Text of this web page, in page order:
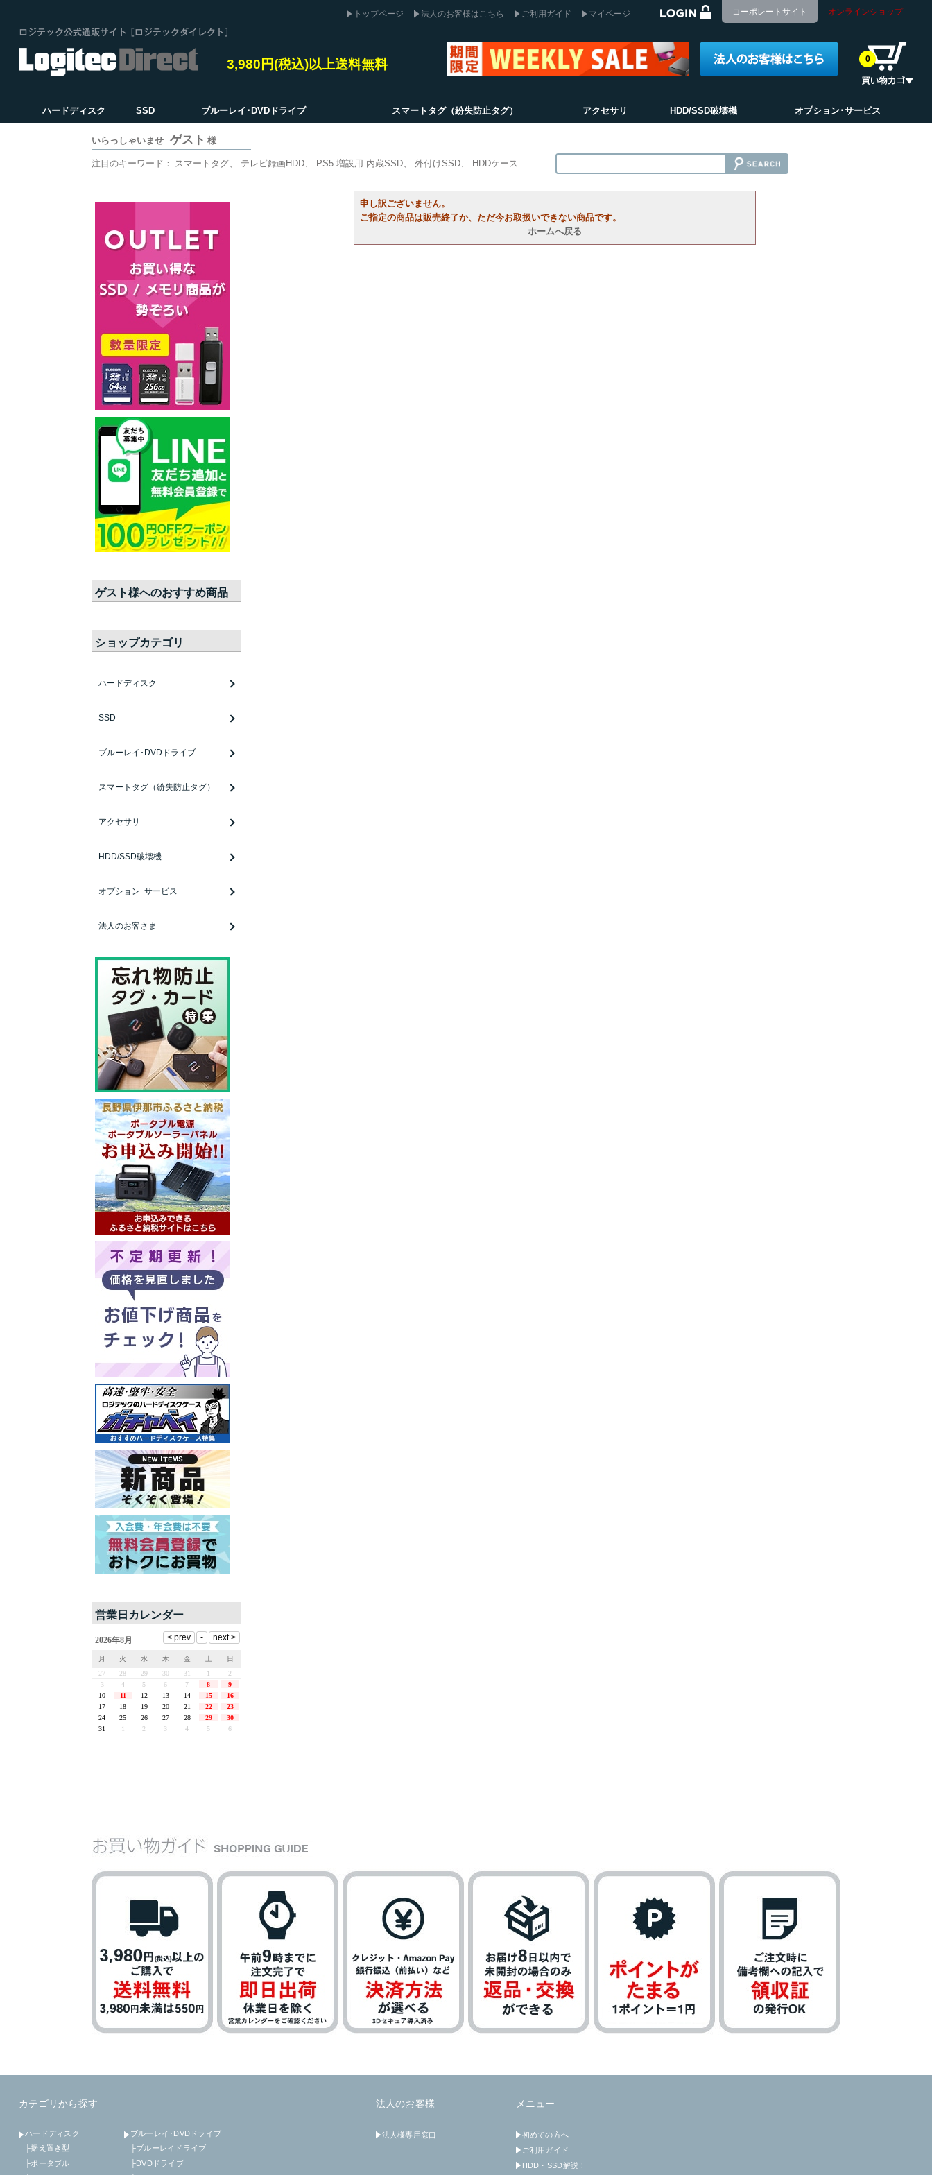
トップページ 法人のお客様はこちら ご利用ガイド マイページ コーポレートサイト オンラインショップ
3,980円(税込)以上送料無料 0
ハードディスク SSD ブルーレイ･DVDドライブ スマートタグ（紛失防止タグ） アクセサリ HDD/SSD破壊機 オプション･サービス
いらっしゃいませ ゲスト 様
注目のキーワード： スマートタグ テレビ録画HDD PS5 増設用 内蔵SSD 外付けSSD HDDケース
申し訳ございません。
ご指定の商品は販売終了か、ただ今お取扱いできない商品です。
ホームへ戻る
ゲスト様へのおすすめ商品
ショップカテゴリ
ハードディスク
SSD
ブルーレイ･DVDドライブ
スマートタグ（紛失防止タグ）
アクセサリ
HDD/SSD破壊機
オプション･サービス
法人のお客さま
営業日カレンダー
カテゴリから探す
ハードディスク
├据え置き型
├ポータブル
ブルーレイ･DVDドライブ
├ブルーレイドライブ
├DVDドライブ
法人のお客様
法人様専用窓口
メニュー
初めての方へ
ご利用ガイド
HDD・SSD解説！